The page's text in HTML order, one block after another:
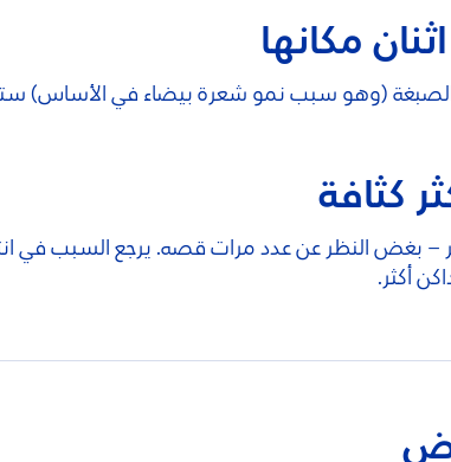
مكانها
(وهو سبب نمو شعرة بيضاء في الأساس)
كثافة
النظر عن عدد مرات قصه. يرجع السبب في
أكثر.